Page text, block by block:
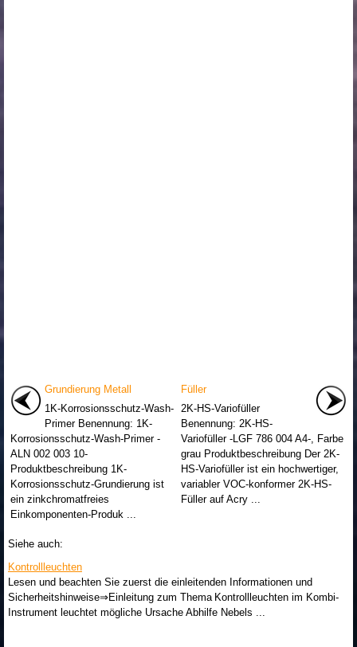
Grundierung Metall
1K-Korrosionsschutz-Wash-
Primer Benennung: 1K-
Korrosionsschutz-Wash-Primer -
ALN 002 003 10-
Produktbeschreibung 1K-
Korrosionsschutz-Grundierung ist
ein zinkchromatfreies
Einkomponenten-Produk ...
Füller
2K-HS-Variofüller
Benennung: 2K-HS-
Variofüller -LGF 786 004 A4-, Farbe
grau Produktbeschreibung Der 2K-
HS-Variofüller ist ein hochwertiger,
variabler VOC-konformer 2K-HS-
Füller auf Acry ...
Siehe auch:
Kontrollleuchten
Lesen und beachten Sie zuerst die einleitenden Informationen und
Sicherheitshinweise⇒Einleitung zum Thema Kontrollleuchten im Kombi-
Instrument leuchtet mögliche Ursache Abhilfe Nebels ...